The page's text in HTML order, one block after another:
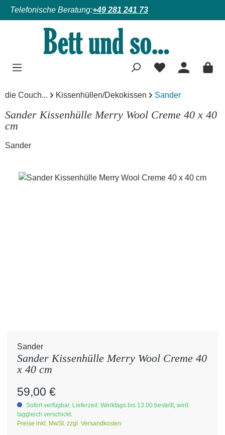
Zum Hauptinhalt springen
Telefonische Beratung:+49 281 241 73
die Couch... Kissenhüllen/Dekokissen Sander
Sander Kissenhülle Merry Wool Creme 40 x 40
cm
Sander
Bildergalerie überspringen
Sander
Sander Kissenhülle Merry Wool Creme 40
x 40 cm
Regulärer Preis:
59,00 €
Sofort verfügbar, Lieferzeit: Werktags bis 13.00 bestellt, wird
taggleich verschickt.
Preise inkl. MwSt. zzgl. Versandkosten